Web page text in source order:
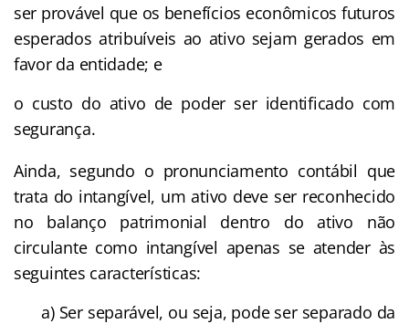
ser provável que os benefícios econômicos futuros
esperados atribuíveis ao ativo sejam gerados em
favor da entidade; e
o custo do ativo de poder ser identificado com
segurança.
Ainda, segundo o pronunciamento contábil que
trata do intangível, um ativo deve ser reconhecido
no balanço patrimonial dentro do ativo não
circulante como intangível apenas se atender às
seguintes características:
a) Ser separável, ou seja, pode ser separado da